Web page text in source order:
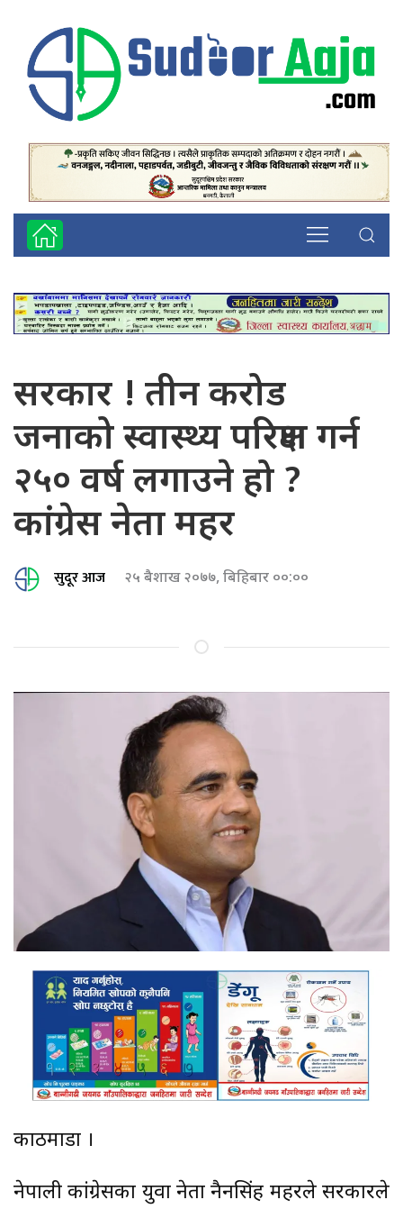
सरकार ! तीन करोड
जनाको स्वास्थ्य परिक्षण गर्न
२५० वर्ष लगाउने हो ?
कांग्रेस नेता महर
सुदूर आज २५ बैशाख २०७७, बिहिबार ००:००
काठमाडौं ।
नेपाली कांग्रेसका युवा नेता नैनसिंह महरले सरकारले